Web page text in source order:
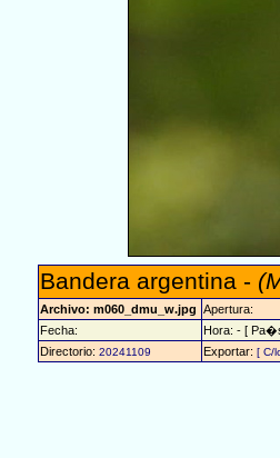
Bandera argentina -
Archivo: m060_dmu_w.jpg
Apertura:
Fecha:
Hora: - [
Directorio:20241109 Exportar:[ C/